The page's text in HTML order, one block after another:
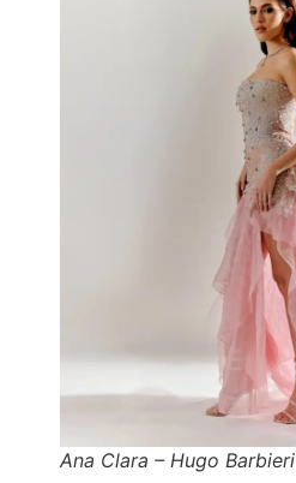
Ana Clara – Hugo Barbieri